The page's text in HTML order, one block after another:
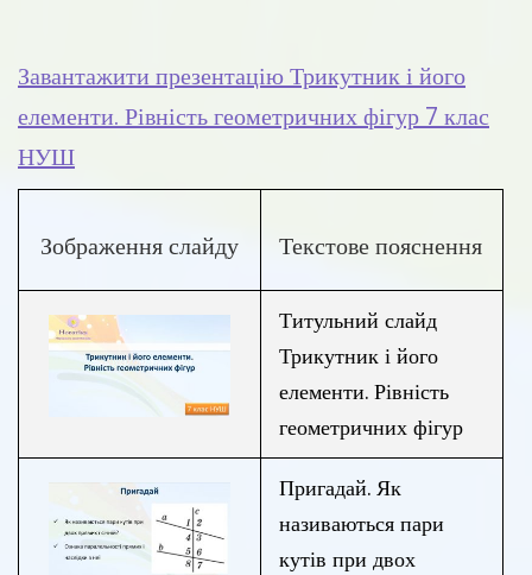
Завантажити презентацію Трикутник і його
елементи. Рівність геометричних фігур 7 клас
НУШ
Зображення слайду Текстове пояснення
Титульний слайд
Трикутник і його
елементи. Рівність
геометричних фігур
Пригадай. Як
називаються пари
кутів при двох